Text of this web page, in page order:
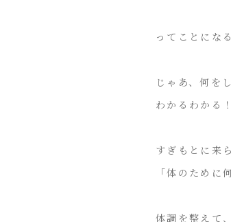
ってことにな
じゃあ、何を
わかるわかる！
すぎもとに来
「体のため
体調を整えて